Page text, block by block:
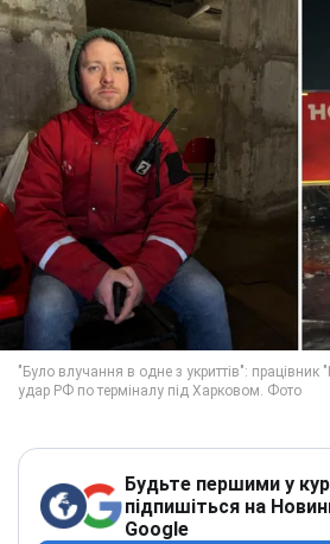
Будьте першими у
підпишіться на
Google